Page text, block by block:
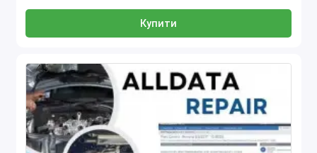
Купити
4.5